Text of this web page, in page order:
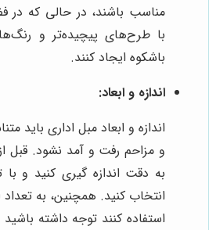
مناسب باشند، در حالی که در
با طرح‌های پیچیده‌تر و
باشکوه ایجاد کنند.
اندازه و ابعاد:
اندازه و ابعاد مبل اداری باید
و مزاحم رفت و آمد نشود. قبل
به دقت اندازه گیری کنید و با
انتخاب کنید. همچنین، به تعداد
استفاده کنند توجه داشته